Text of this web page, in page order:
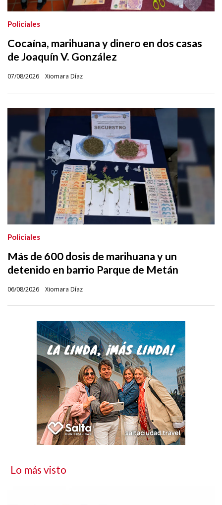
Cocaína, marihuana y dinero en dos casas
de Joaquín V. González
Xiomara Díaz
Policiales
07/08/2026
Más de 600 dosis de marihuana y un
detenido en barrio Parque de Metán
Xiomara Díaz
Policiales
06/08/2026
Lo más visto